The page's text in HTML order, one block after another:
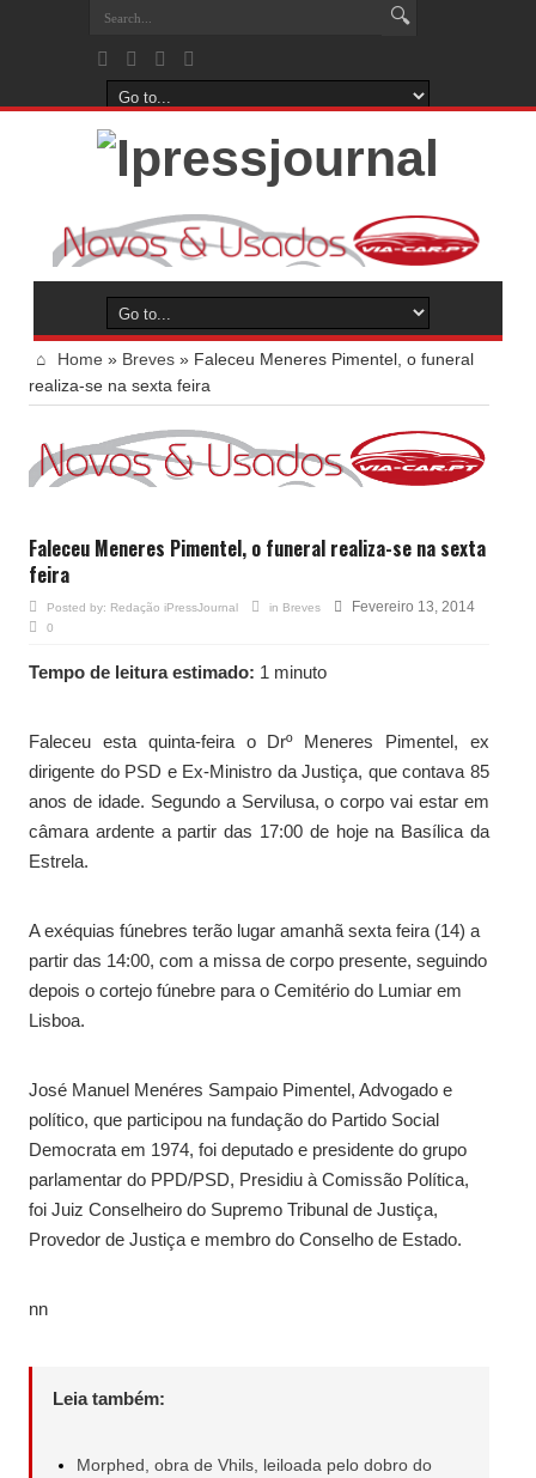
Home » Breves » Faleceu Meneres Pimentel, o funeral
realiza-se na sexta feira
Faleceu Meneres Pimentel, o funeral realiza-se na sexta
feira
Posted by: Redação iPressJournal in Breves Fevereiro 13, 2014
0
Tempo de leitura estimado: 1 minuto
Faleceu esta quinta-feira o Drº Meneres Pimentel, ex
dirigente do PSD e Ex-Ministro da Justiça, que contava 85
anos de idade. Segundo a Servilusa, o corpo vai estar em
câmara ardente a partir das 17:00 de hoje na Basílica da
Estrela.
A exéquias fúnebres terão lugar amanhã sexta feira (14) a
partir das 14:00, com a missa de corpo presente, seguindo
depois o cortejo fúnebre para o Cemitério do Lumiar em
Lisboa.
José Manuel Menéres Sampaio Pimentel, Advogado e
político, que participou na fundação do Partido Social
Democrata em 1974, foi deputado e presidente do grupo
parlamentar do PPD/PSD, Presidiu à Comissão Política,
foi Juiz Conselheiro do Supremo Tribunal de Justiça,
Provedor de Justiça e membro do Conselho de Estado.
nn
Leia também:
Morphed, obra de Vhils, leiloada pelo dobro do